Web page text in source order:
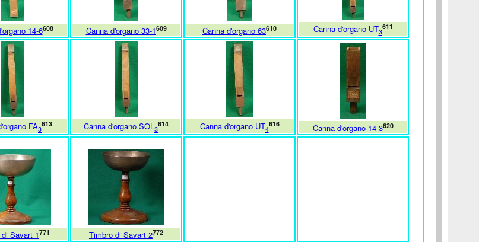
14-6608 Canna d'organo 33-1609 Canna d'organo 63610 Canna d'organo UT3
611
FA3
613 Canna d'organo SOL3
614 Canna d'organo UT4
616 Canna d'organo 14-3620
Savart 1771 Timbro di Savart 2772